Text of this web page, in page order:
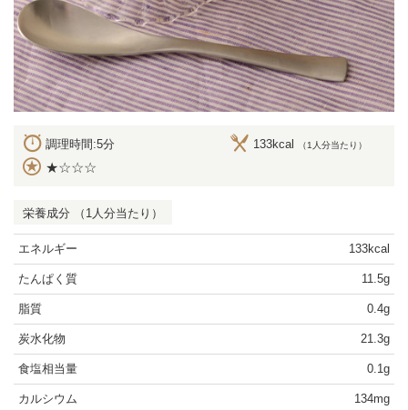
調理時間:5分 133kcal （1人分当たり）
★☆☆☆
栄養成分 （1人分当たり）
エネルギー 133kcal
たんぱく質 11.5g
脂質 0.4g
炭水化物 21.3g
食塩相当量 0.1g
カルシウム 134mg